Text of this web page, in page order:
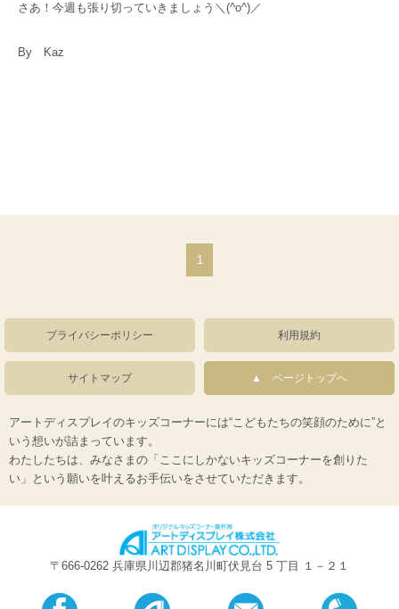
さあ！今週も張り切っていきましょう＼(^o^)／
By Kaz
1
プライバシーポリシー 利用規約
サイトマップ ページトップへ
アートディスプレイのキッズコーナーには“こどもたちの笑顔のために”と
いう想いが詰まっています。
わたしたちは、みなさまの「ここにしかないキッズコーナーを創りた
い」という願いを叶えるお手伝いをさせていただきます。
〒666-0262 兵庫県川辺郡猪名川町伏見台 5 丁目 １－２１